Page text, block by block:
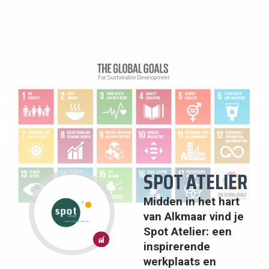
8: EERLIJK
WERK EN
ECONOMISCHE
GROEI
SPOT ATELIER
Midden in het hart
van Alkmaar vind je
Spot Atelier: een
inspirerende
werkplaats en